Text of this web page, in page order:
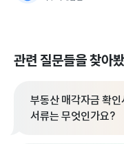
관련 질문들을 찾아
부동산 매각자금 확
서류는 무엇인가요?